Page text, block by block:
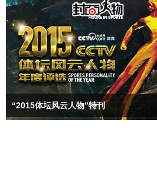
“2015体坛风云人物”特刊